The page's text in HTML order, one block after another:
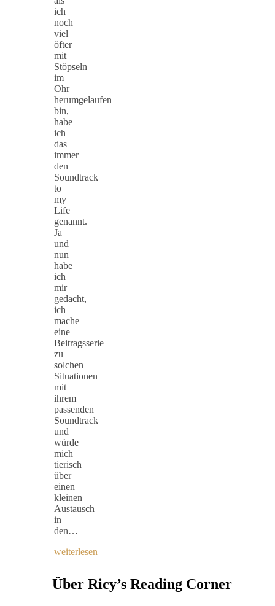
ich
noch
viel
öfter
mit
Stöpseln
im
Ohr
herumgelaufen
bin,
habe
ich
das
immer
den
Soundtrack
to
my
Life
genannt.
Ja
und
nun
habe
ich
mir
gedacht,
ich
mache
eine
Beitragsserie
zu
solchen
Situationen
mit
ihrem
passenden
Soundtrack
und
würde
mich
tierisch
über
einen
kleinen
Austausch
in
den…
weiterlesen
Über Ricy’s Reading Corner